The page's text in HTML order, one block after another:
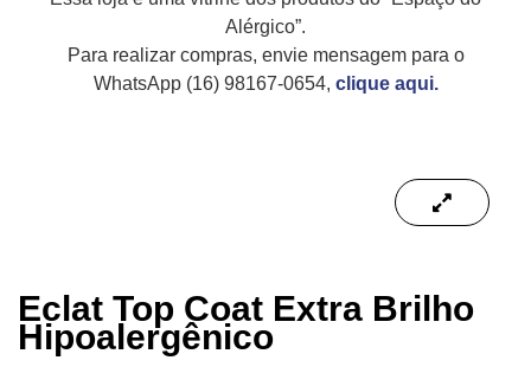
Alérgico”.
Para realizar compras, envie mensagem para o
WhatsApp (16) 98167-0654, clique aqui.
Eclat Top Coat Extra Brilho
Hipoalergênico